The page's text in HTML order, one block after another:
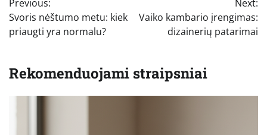
tarp
įrašų
Previous:
Svoris nėštumo metu: kiek
priaugti yra normalu?
Next:
Vaiko kambario įrengimas:
dizainerių patarimai
Rekomenduojami straipsniai